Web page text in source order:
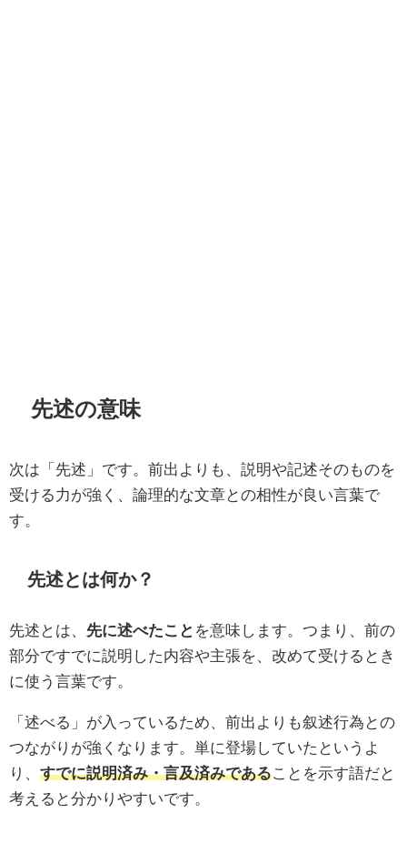
先述の意味
次は「先述」です。前出よりも、説明や記述そのものを
受ける力が強く、論理的な文章との相性が良い言葉で
す。
先述とは何か？
先述とは、 先に述べたこと を意味します。つまり、前の
部分ですでに説明した内容や主張を、改めて受けるとき
に使う言葉です。
「述べる」が入っているため、前出よりも叙述行為との
つながりが強くなります。単に登場していたというよ
り、 すでに説明済み・言及済みであることを示す語だと
考えると分かりやすいです。